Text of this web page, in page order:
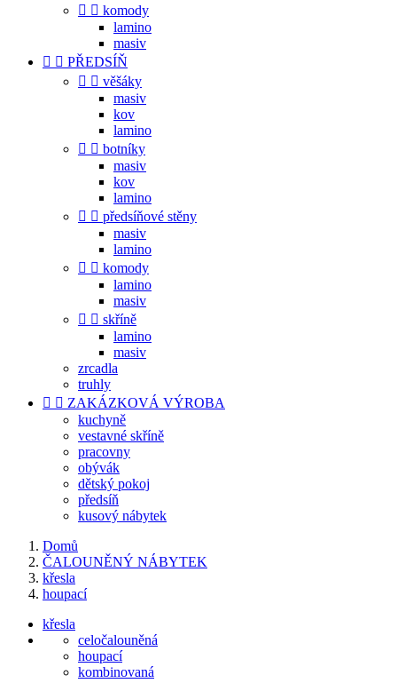
  komody
lamino
masiv
  PŘEDSÍŇ
  věšáky
masiv
kov
lamino
  botníky
masiv
kov
lamino
  předsíňové stěny
masiv
lamino
  komody
lamino
masiv
  skříně
lamino
masiv
zrcadla
truhly
  ZAKÁZKOVÁ VÝROBA
kuchyně
vestavné skříně
pracovny
obývák
dětský pokoj
předsíň
kusový nábytek
Domů
ČALOUNĚNÝ NÁBYTEK
křesla
houpací
křesla
celočalouněná
houpací
kombinovaná